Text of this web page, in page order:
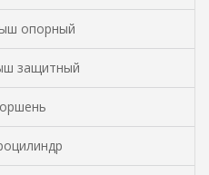
опорный
защитный